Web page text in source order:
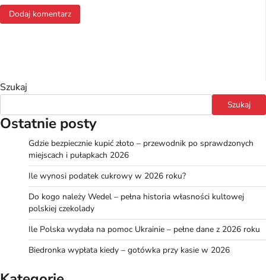
Szukaj
Szukaj
Ostatnie posty
Gdzie bezpiecznie kupić złoto – przewodnik po sprawdzonych
miejscach i pułapkach 2026
Ile wynosi podatek cukrowy w 2026 roku?
Do kogo należy Wedel – pełna historia własności kultowej
polskiej czekolady
Ile Polska wydała na pomoc Ukrainie – pełne dane z 2026 roku
Biedronka wypłata kiedy – gotówka przy kasie w 2026